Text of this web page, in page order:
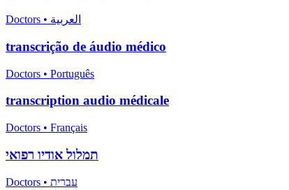
Doctors • العربية
transcrição de áudio médico
Doctors • Português
transcription audio médicale
Doctors • Français
תמלול אודיו רפואי
Doctors • עברית